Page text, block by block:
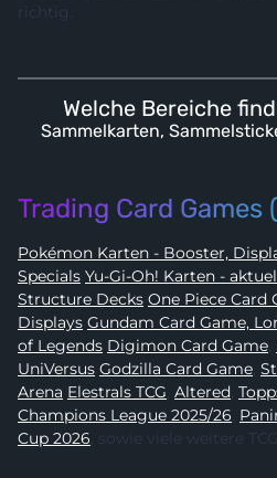
richtig.
Welche Bereiche
Sammelkarten,
Trading Card Games
Pokémon Karten - Booster, Displays, Elite Trainer Boxen &
Specials Yu-Gi-Oh! Karten - aktuelle Sets, Core Booster &
Structure Decks One Piece Card Game - Booster &
Displays Gundam Card Game, Lorcana, Riftbound: League
of Legends
Digimon Card Game,
UniVersus
Godzilla Card Game,
Arena
Elestrals TCG, Altered,
Champions League 2025/26,
Cup 2026, sowie viele weitere